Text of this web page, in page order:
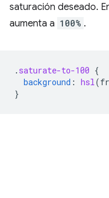
saturación deseado.
aumenta a 100% .
. saturate-to-100 {
background : hsl (
}